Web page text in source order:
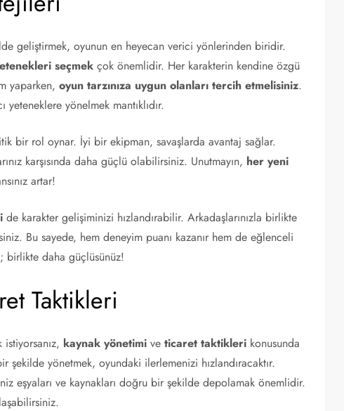
geliştirmek, oyunun en heyecan verici yönlerinden biridir.
seçmek çok önemlidir. Her karakterin kendine özgü
yaparken,oyun tarzınıza uygun olanları tercih etmelisiniz.
yeteneklere yönelmek mantıklıdır.
bir rol oynar. İyi bir ekipman, savaşlarda avantaj sağlar.
karşısında daha güçlü olabilirsiniz. Unutmayın, her yeni
artar!
de karakter gelişiminizi hızlandırabilir. Arkadaşlarınızla birlikte
Bu sayede, hem deneyim puanı kazanır hem de eğlenceli
birlikte daha güçlüsünüz!
Taktikleri
kaynak yönetimi veticaret taktikleri konusunda
şekilde yönetmek, oyundaki ilerlemenizi hızlandıracaktır.
eşyaları ve kaynakları doğru bir şekilde depolamak önemlidir.